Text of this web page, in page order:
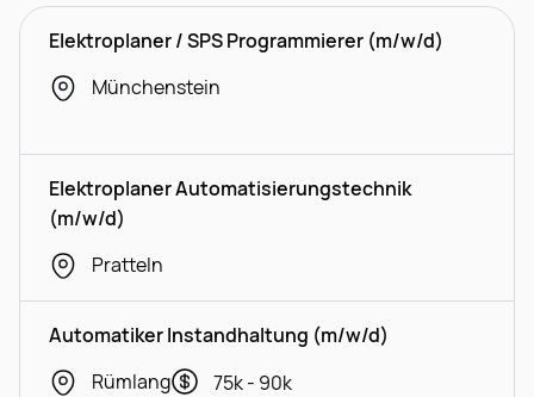
Elektroplaner / SPS Programmierer (m/w/d)
Münchenstein
Elektroplaner Automatisierungstechnik
(m/w/d)
Pratteln
Automatiker Instandhaltung (m/w/d)
Rümlang
75k - 90k